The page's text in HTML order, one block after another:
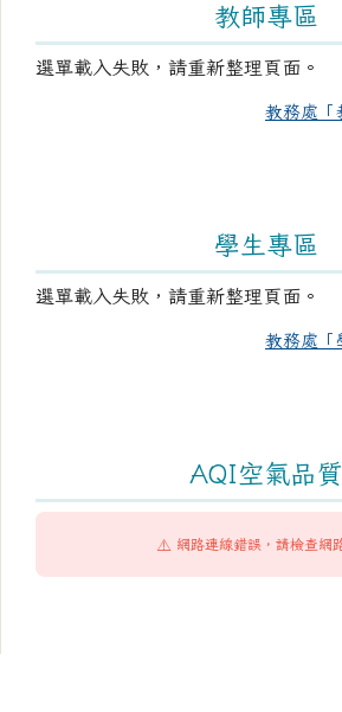
教師專區
選單載入失敗，請重新整理頁面。
教務處「
學生專區
選單載入失敗，請重新整理頁面。
教務處「
AQI空氣品質
⚠️ 網路連線錯誤，請檢查網